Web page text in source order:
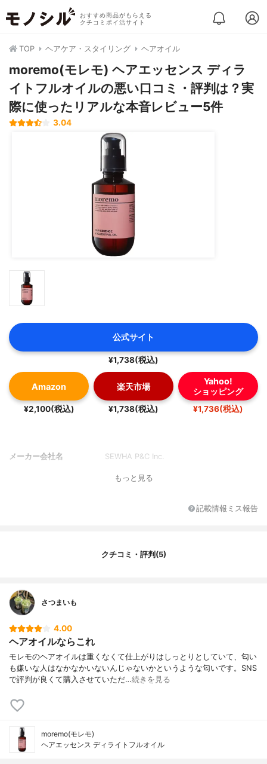
おすすめ商品がもらえる
クチコミポイ活サイト
TOP ヘアケア・スタイリング ヘアオイル
moremo(モレモ) ヘアエッセンス ディラ
イトフルオイルの悪い口コミ・評判は？実
際に使ったリアルな本音レビュー5件
3.04
公式サイト
¥1,738(税込)
Amazon
¥2,100(税込)
楽天市場
¥1,738(税込)
Yahoo!
ショッピング
¥1,736(税込)
メーカー会社名 SEWHA P&C Inc.
もっと見る
記載情報ミス報告
クチコミ・評判(5)
さつまいも
4.00
ヘアオイルならこれ
モレモのヘアオイルは重くなくて仕上がりはしっとりとしていて、匂い
も嫌いな人はなかなかいないんじゃないかというような匂いです。SNS
で評判が良くて購入させていただ…続きを見る
moremo(モレモ)
ヘアエッセンス ディライトフルオイル